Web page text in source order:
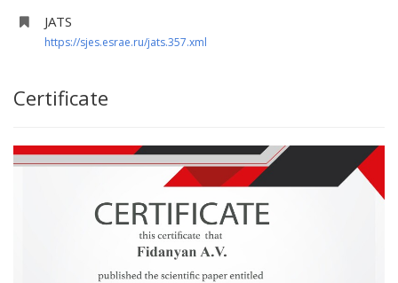
JATS
https://sjes.esrae.ru/jats.357.xml
Certificate